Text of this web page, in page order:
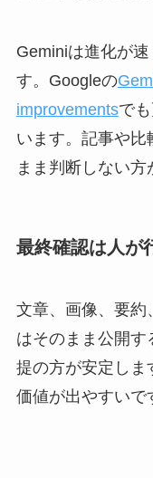
Geminiは進化が
す。Googleの
improvementsで
います。記事や
まま判断しない方
最終確認は人が
文章、画像、要約
はそのまま公開
提の方が安定しま
価値が出やすいで